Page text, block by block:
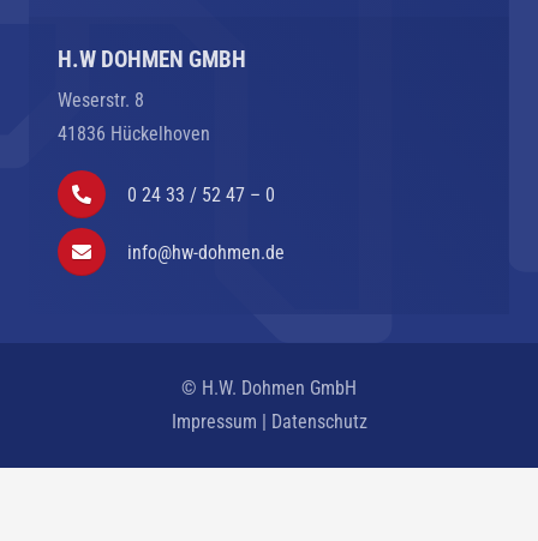
H.W DOHMEN GMBH
Weserstr. 8
41836 Hückelhoven
0 24 33 / 52 47 – 0
info@hw-dohmen.de
© H.W. Dohmen GmbH
Impressum
Datenschutz